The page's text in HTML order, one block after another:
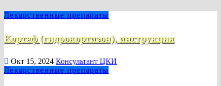
Лекарственные препараты
Кортеф (гидрокортизон), инструкция
Окт 15, 2024 Консультант ЦКИ
Лекарственные препараты